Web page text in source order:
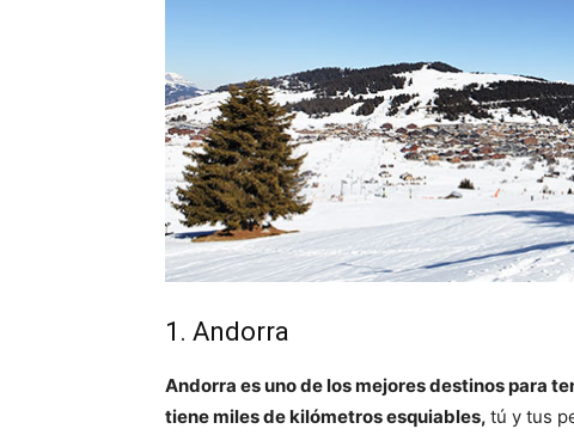
1. Andorra
Andorra es uno de los mejores destinos para
tiene miles de kilómetros esquiables, tú y tus